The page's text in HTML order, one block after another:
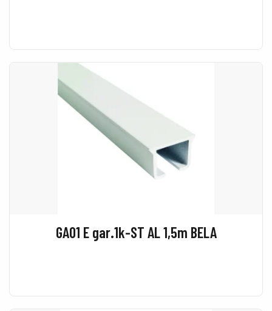
GA01 E gar.1k-ST AL 1,5m BELA